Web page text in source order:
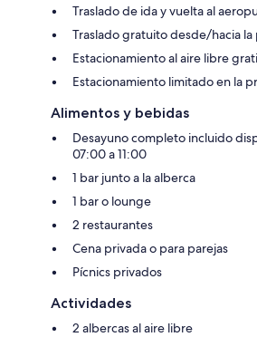
Traslado de ida y vuelta al
Traslado gratuito desde/hacia la
Estacionamiento al aire libre
Estacionamiento limitado en la
Alimentos y bebidas
Desayuno completo incluido
07:00 a 11:00
1 bar junto a la alberca
1 bar o lounge
2 restaurantes
Cena privada o para parejas
Pícnics privados
Actividades
2 albercas al aire libre